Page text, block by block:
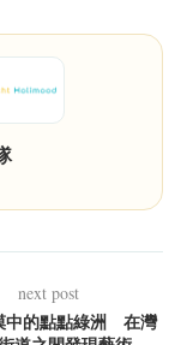
next post
中的點點綠洲 在灣